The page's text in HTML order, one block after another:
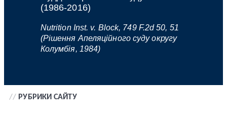
(1986-2016)
Nutrition Inst. v. Block, 749 F.2d 50, 51
(Рішення Апеляційного суду округу
Колумбія, 1984)
// РУБРИКИ САЙТУ